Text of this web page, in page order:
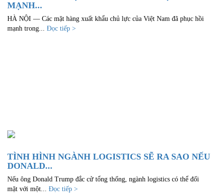
MẠNH...
HÀ NỘI — Các mặt hàng xuất khẩu chủ lực của Việt Nam đã phục hồi
mạnh trong... Đọc tiếp >
TÌNH HÌNH NGÀNH LOGISTICS SẼ RA SAO NẾU
DONALD...
Nếu ông Donald Trump đắc cử tổng thống, ngành logistics có thể đối
mặt với một... Đọc tiếp >